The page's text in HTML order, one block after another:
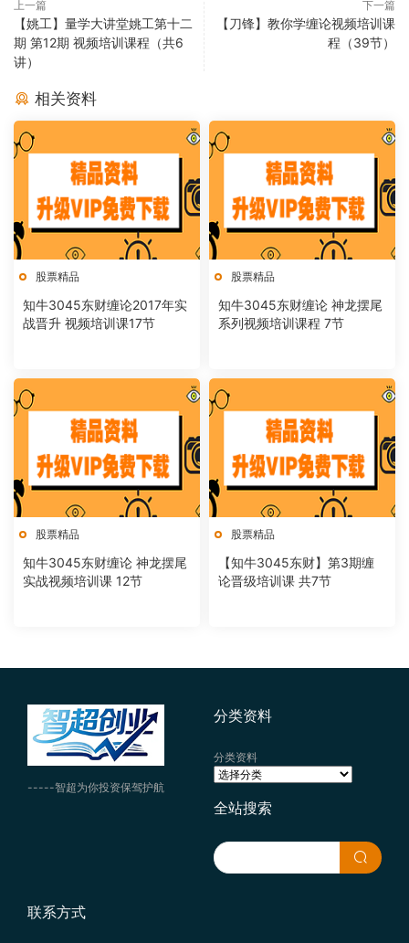
上一篇
【姚工】量学大讲堂姚工第十二
期 第12期 视频培训课程（共6
讲）
下一篇
【刀锋】教你学缠论视频培训课
程（39节）
相关资料
股票精品
知牛3045东财缠论2017年实
战晋升 视频培训课17节
股票精品
知牛3045东财缠论 神龙摆尾
系列视频培训课程 7节
股票精品
知牛3045东财缠论 神龙摆尾
实战视频培训课 12节
股票精品
【知牛3045东财】第3期缠
论晋级培训课 共7节
-----智超为你投资保驾护航
分类资料
分类资料
全站搜索
联系方式